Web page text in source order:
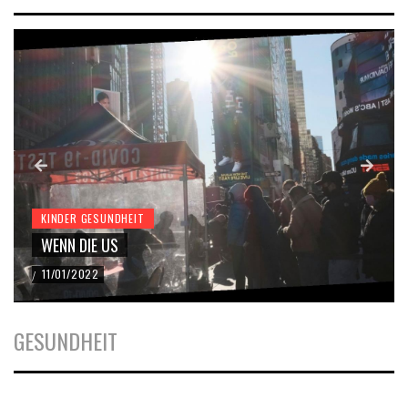
KINDER GESUNDHEIT
WENN DIE US
/ 11/01/2022
GESUNDHEIT